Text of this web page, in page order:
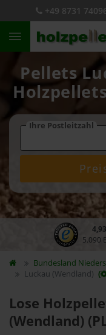
+49 8731
Pellets
Ihre Postleitzahl
5.090
Bundesland
Luckau (Wendland) (
Lose
(Wendland)